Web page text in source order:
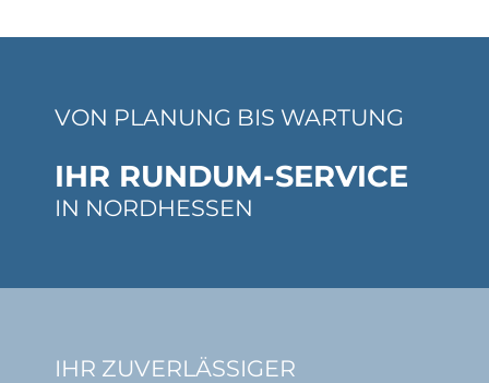
VON PLANUNG BIS WARTUNG
IHR RUNDUM-SERVICE
IN NORDHESSEN
IHR ZUVERLÄSSIGER